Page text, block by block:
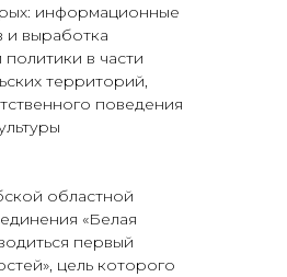
информационные
и выработка
в части
территорий,
поведения
областной
«Белая
первый
цель которого